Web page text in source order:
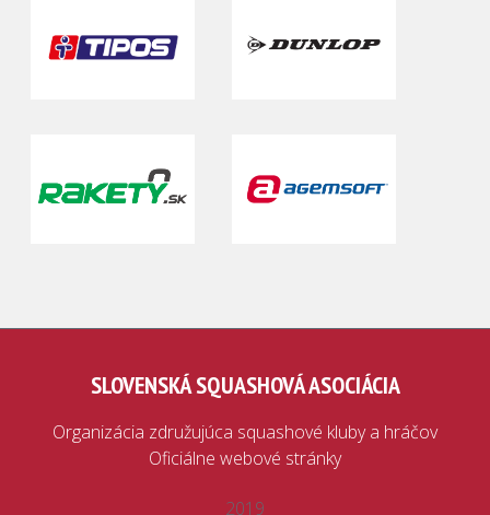
SLOVENSKÁ SQUASHOVÁ ASOCIÁCIA
Organizácia združujúca squashové kluby a hráčov
Oficiálne webové stránky
2019